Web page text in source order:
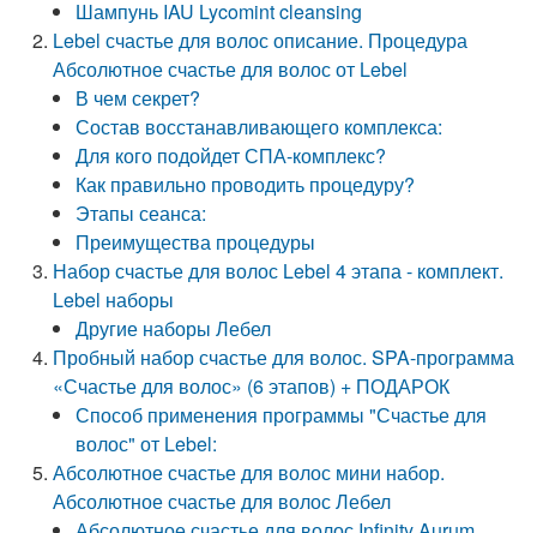
Шампунь IAU Lycomint cleansing
Lebel счастье для волос описание. Процедура
Абсолютное счастье для волос от Lebel
В чем секрет?
Состав восстанавливающего комплекса:
Для кого подойдет СПА-комплекс?
Как правильно проводить процедуру?
Этапы сеанса:
Преимущества процедуры
Набор счастье для волос Lebel 4 этапа - комплект.
Lebel наборы
Другие наборы Лебел
Пробный набор счастье для волос. SPA-программа
«Счастье для волос» (6 этапов) + ПОДАРОК
Способ применения программы "Счастье для
волос" от Lebel:
Абсолютное счастье для волос мини набор.
Абсолютное счастье для волос Лебел